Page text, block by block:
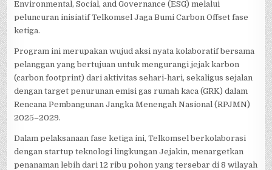
SERAP
824
Environmental, Social, and Governance (ESG) melalui
peluncuran inisiatif Telkomsel Jaga Bumi Carbon Offset fase
ketiga.
Program ini merupakan wujud aksi nyata kolaboratif bersama
pelanggan yang bertujuan untuk mengurangi jejak karbon
(carbon footprint) dari aktivitas sehari-hari, sekaligus sejalan
dengan target penurunan emisi gas rumah kaca (GRK) dalam
Rencana Pembangunan Jangka Menengah Nasional (RPJMN)
2025–2029.
Dalam pelaksanaan fase ketiga ini, Telkomsel berkolaborasi
dengan startup teknologi lingkungan Jejakin, menargetkan
penanaman lebih dari 12 ribu pohon yang tersebar di 8 wilayah